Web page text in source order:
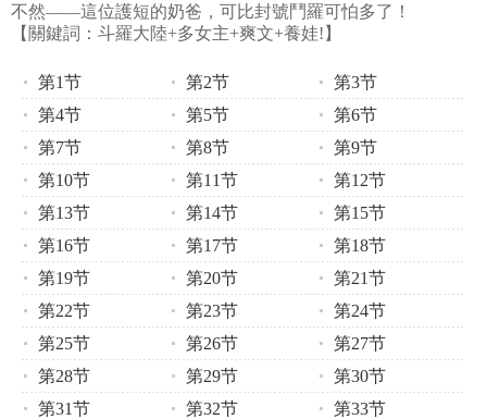
不然——這位護短的奶爸，可比封號鬥羅可怕多了！
【關鍵詞：斗羅大陸+多女主+爽文+養娃!】
第1节 第2节
第3节
第4节
第5节
第6节
第7节
第8节
第9节
第10节
第11节
第12节
第13节
第14节
第15节
第16节
第17节
第18节
第19节
第20节
第21节
第22节
第23节
第24节
第25节
第26节
第27节
第28节
第29节
第30节
第31节
第32节
第33节